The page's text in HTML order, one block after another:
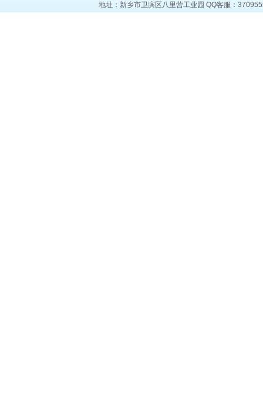
地址：新乡市卫滨区八里营工业园 QQ客服：